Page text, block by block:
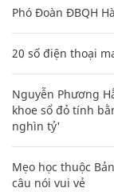
Phó Đoàn ĐBQH
20 số điện thoại
Nguyễn Phương
khoe sổ đỏ tính
nghìn tỷ'
Mẹo học thuộc
câu nói vui vẻ